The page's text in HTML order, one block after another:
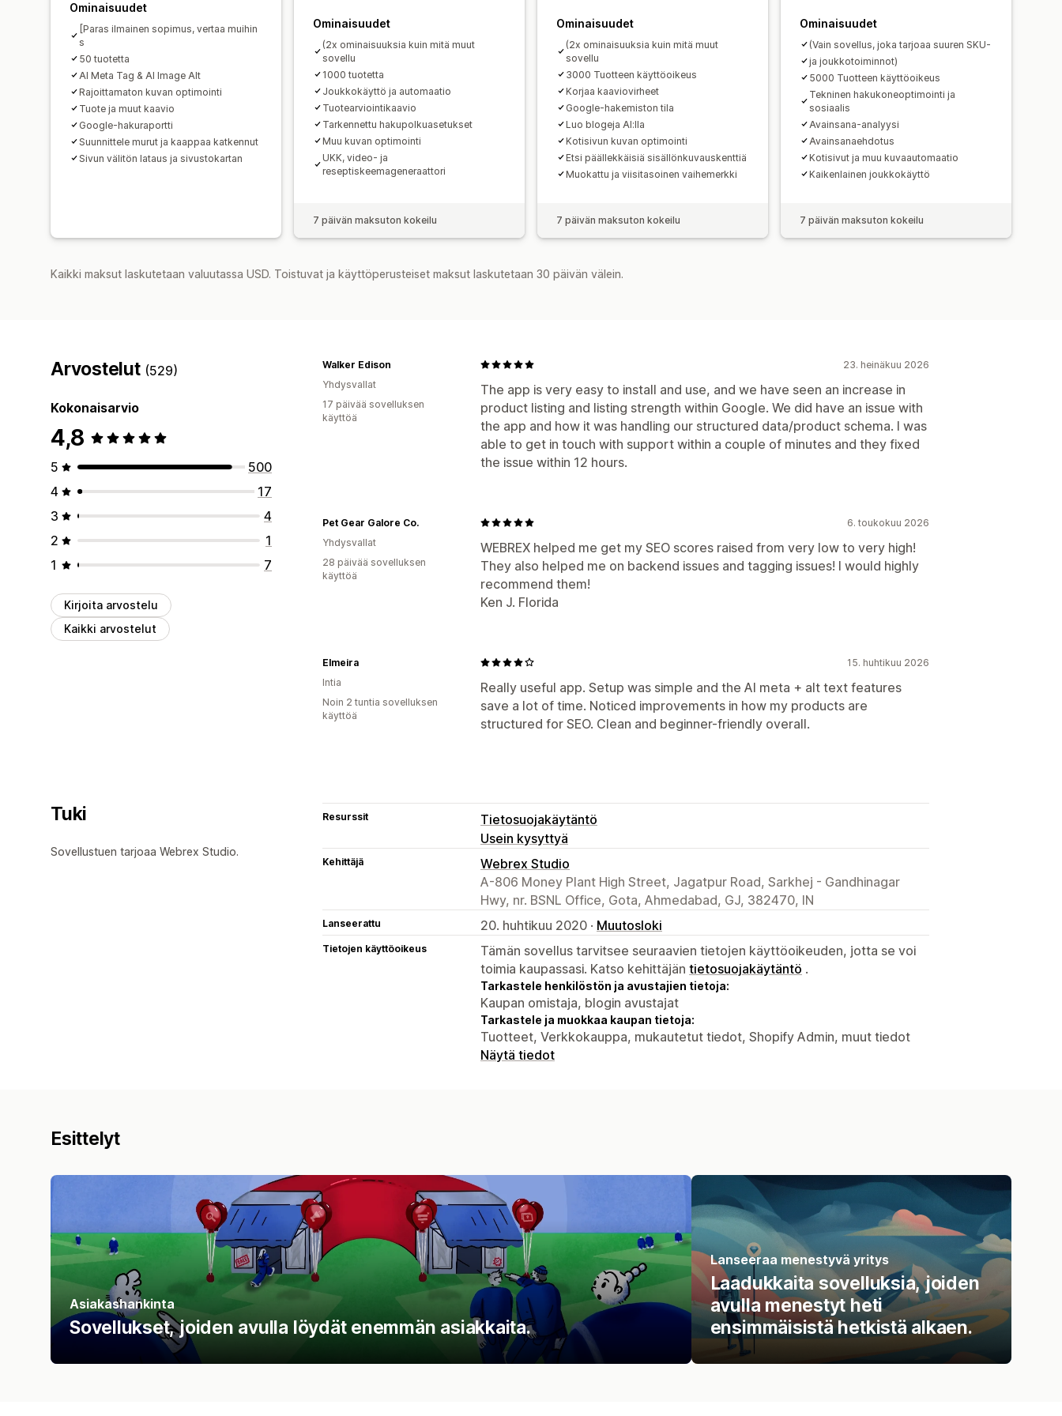
Ominaisuudet
[Paras ilmainen sopimus, vertaa muihin
s
50 tuotetta
AI Meta Tag & AI Image Alt
Rajoittamaton kuvan optimointi
Tuote ja muut kaavio
Google-hakuraportti
Suunnittele murut ja kaappaa katkennut
Sivun välitön lataus ja sivustokartan
Ominaisuudet
(2x ominaisuuksia kuin mitä muut
sovellu
1000 tuotetta
Joukkokäyttö ja automaatio
Tuotearviointikaavio
Tarkennettu hakupolkuasetukset
Muu kuvan optimointi
UKK, video- ja
reseptiskeemageneraattori
7 päivän maksuton kokeilu
Ominaisuudet
(2x ominaisuuksia kuin mitä muut
sovellu
3000 Tuotteen käyttöoikeus
Korjaa kaaviovirheet
Google-hakemiston tila
Luo blogeja AI:lla
Kotisivun kuvan optimointi
Etsi päällekkäisiä sisällönkuvauskenttiä
Muokattu ja viisitasoinen vaihemerkki
7 päivän maksuton kokeilu
Ominaisuudet
(Vain sovellus, joka tarjoaa suuren SKU-
ja joukkotoiminnot)
5000 Tuotteen käyttöoikeus
Tekninen hakukoneoptimointi ja
sosiaalis
Avainsana-analyysi
Avainsanaehdotus
Kotisivut ja muu kuvaautomaatio
Kaikenlainen joukkokäyttö
7 päivän maksuton kokeilu
Kaikki maksut laskutetaan valuutassa USD. Toistuvat ja käyttöperusteiset maksut laskutetaan 30 päivän välein.
Arvostelut (529)
Kokonaisarvio
4,8
5
500
4
17
3
4
2
1
1
7
Kirjoita arvostelu
Kaikki arvostelut
23. heinäkuu 2026
The app is very easy to install and use, and we have seen an increase in
product listing and listing strength within Google. We did have an issue with
the app and how it was handling our structured data/product schema. I was
able to get in touch with support within a couple of minutes and they fixed
the issue within 12 hours.
Walker Edison
Yhdysvallat
17 päivää sovelluksen
käyttöä
6. toukokuu 2026
WEBREX helped me get my SEO scores raised from very low to very high!
They also helped me on backend issues and tagging issues! I would highly
recommend them!
Ken J. Florida
Pet Gear Galore Co.
Yhdysvallat
28 päivää sovelluksen
käyttöä
15. huhtikuu 2026
Really useful app. Setup was simple and the AI meta + alt text features
save a lot of time. Noticed improvements in how my products are
structured for SEO. Clean and beginner-friendly overall.
Elmeira
Intia
Noin 2 tuntia sovelluksen
käyttöä
Tuki
Sovellustuen tarjoaa Webrex Studio.
Resurssit
Tietosuojakäytäntö
Usein kysyttyä
Kehittäjä
Webrex Studio
A-806 Money Plant High Street, Jagatpur Road, Sarkhej - Gandhinagar
Hwy, nr. BSNL Office, Gota, Ahmedabad, GJ, 382470, IN
Lanseerattu 20. huhtikuu 2020 · Muutosloki
Tietojen käyttöoikeus
Tämän sovellus tarvitsee seuraavien tietojen käyttöoikeuden, jotta se voi
toimia kaupassasi. Katso kehittäjän tietosuojakäytäntö .
Tarkastele henkilöstön ja avustajien tietoja:
Kaupan omistaja, blogin avustajat
Tarkastele ja muokkaa kaupan tietoja:
Tuotteet, Verkkokauppa, mukautetut tiedot, Shopify Admin, muut tiedot
Näytä tiedot
Esittelyt
Asiakashankinta
Sovellukset, joiden avulla löydät enemmän asiakkaita.
Lanseeraa menestyvä yritys
Laadukkaita sovelluksia, joiden
avulla menestyt heti
ensimmäisistä hetkistä alkaen.